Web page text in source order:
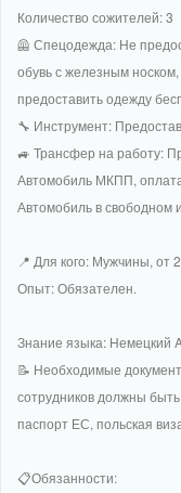
Количество сожителей: 3
🦺 Спецодежда: Не
обувь с железным
предоставить одежду
🔧 Инструмент:
🚙 Трансфер на работу:
Автомобиль МКПП,
Автомобиль в свободном
📍 Для кого: Мужчины, от
Опыт: Обязателен.
Знание языка: Немецкий
📝 Необходимые
сотрудников должны
паспорт ЕС, польская
📋Обязанности: